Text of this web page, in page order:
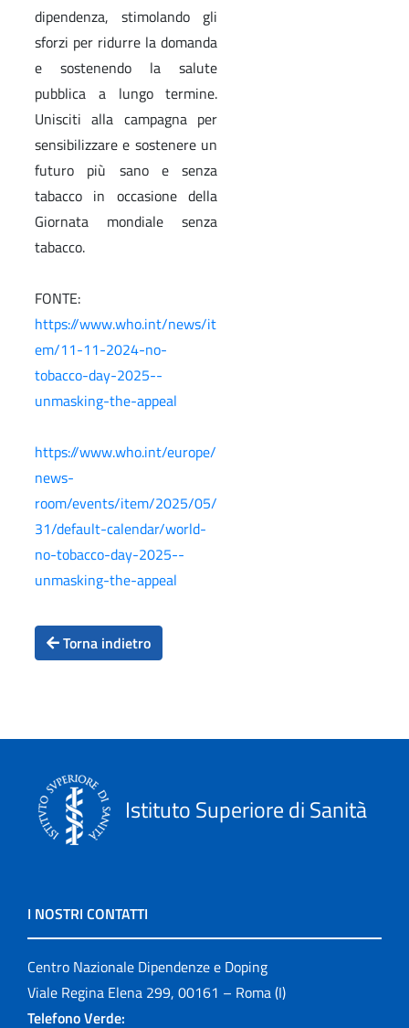
dipendenza, stimolando gli
sforzi per ridurre la domanda
e sostenendo la salute
pubblica a lungo termine.
Unisciti alla campagna per
sensibilizzare e sostenere un
futuro più sano e senza
tabacco in occasione della
Giornata mondiale senza
tabacco.
FONTE:
https://www.who.int/news/it
em/11-11-2024-no-
tobacco-day-2025--
unmasking-the-appeal
https://www.who.int/europe/
news-
room/events/item/2025/05/
31/default-calendar/world-
no-tobacco-day-2025--
unmasking-the-appeal
Torna indietro
Istituto Superiore di Sanità
I NOSTRI CONTATTI
Centro Nazionale Dipendenze e Doping
Viale Regina Elena 299, 00161 – Roma (I)
Telefono Verde: